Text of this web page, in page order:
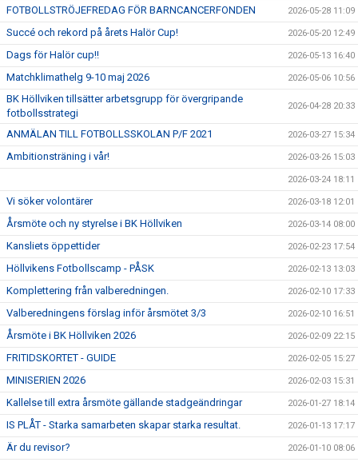
FOTBOLLSTRÖJEFREDAG FÖR BARNCANCERFONDEN 2026-05-28 11:09
Succé och rekord på årets Halör Cup! 2026-05-20 12:49
Dags för Halör cup!! 2026-05-13 16:40
Matchklimathelg 9-10 maj 2026 2026-05-06 10:56
BK Höllviken tillsätter arbetsgrupp för övergripande
fotbollsstrategi
2026-04-28 20:33
ANMÄLAN TILL FOTBOLLSSKOLAN P/F 2021 2026-03-27 15:34
Ambitionsträning i vår! 2026-03-26 15:03
2026-03-24 18:11
Vi söker volontärer 2026-03-18 12:01
Årsmöte och ny styrelse i BK Höllviken 2026-03-14 08:00
Kansliets öppettider 2026-02-23 17:54
Höllvikens Fotbollscamp - PÅSK 2026-02-13 13:03
Komplettering från valberedningen. 2026-02-10 17:33
Valberedningens förslag inför årsmötet 3/3 2026-02-10 16:51
Årsmöte i BK Höllviken 2026 2026-02-09 22:15
FRITIDSKORTET - GUIDE 2026-02-05 15:27
MINISERIEN 2026 2026-02-03 15:31
Kallelse till extra årsmöte gällande stadgeändringar 2026-01-27 18:14
IS PLÅT - Starka samarbeten skapar starka resultat. 2026-01-13 17:17
Är du revisor? 2026-01-10 08:06